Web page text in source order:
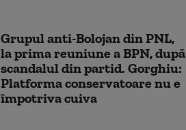
Grupul anti-Bolojan din PNL,
la prima reuniune a BPN, după
scandalul din partid. Gorghiu:
Platforma conservatoare nu e
împotriva cuiva